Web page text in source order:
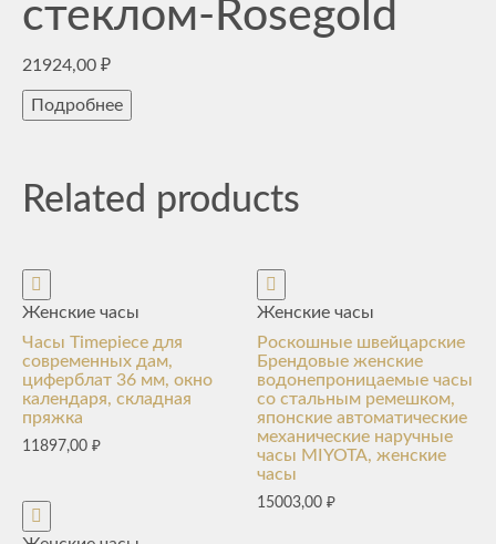
стеклом-Rosegold
21924,00 ₽
Подробнее
Related products
Женские часы
Часы Timepiece для
современных дам,
циферблат 36 мм, окно
календаря, складная
пряжка
11897,00 ₽
Женские часы
Роскошные швейцарские
Брендовые женские
водонепроницаемые часы
со стальным ремешком,
японские автоматические
механические наручные
часы MIYOTA, женские
часы
15003,00₽